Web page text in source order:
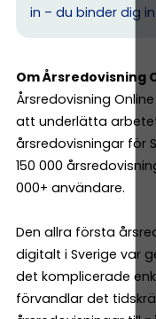
in – du binder dig
Om Årsredovisning
Årsredovisning
att underlätta
årsredovisningar för
150 000
000+ användare.
Den allra första
digitalt i Sverige var
det komplicerade
förvandlar det